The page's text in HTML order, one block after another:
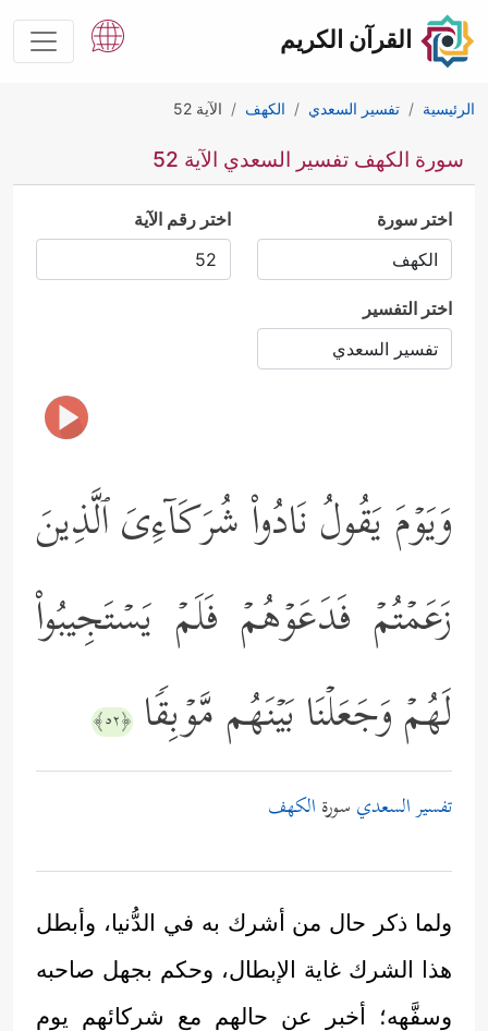
القرآن الكريم
الرئيسية تفسير السعدي الكهف الآية 52
سورة الكهف تفسير السعدي الآية 52
اختر سورة اختر رقم الآية
اختر التفسير
وَیَوۡمَ یَقُولُ نَادُواْ شُرَكَاۤءِیَ ٱلَّذِینَ
زَعَمۡتُمۡ فَدَعَوۡهُمۡ فَلَمۡ یَسۡتَجِیبُواْ
لَهُمۡ وَجَعَلۡنَا بَیۡنَهُم مَّوۡبِقࣰا ﴿٥٢﴾
تفسير السعدي سورة الكهف
ولما ذكر حال من أشرك به في الدُّنيا، وأبطل
هذا الشرك غاية الإبطال، وحكم بجهل صاحبه
وسفَّهه؛ أخبر عن حالهم مع شركائهم يوم